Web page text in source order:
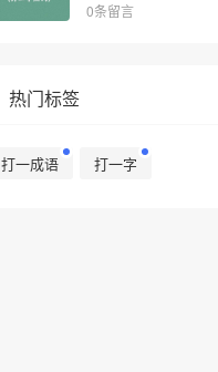
0条留言
热门标签
打一成语 打一字